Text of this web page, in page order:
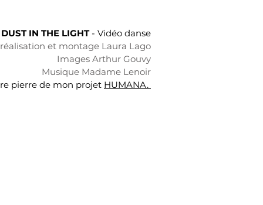
DUST IN THE LIGHT- Vidéo danse
réalisation et montage Laura Lago
Images Arthur Gouvy
Musique Madame Lenoir
pierre de mon projet HUMANA.